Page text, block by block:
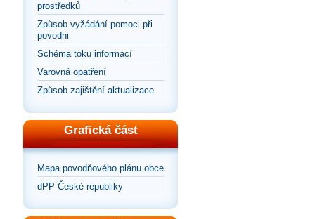
prostředků
Způsob vyžádání pomoci při
povodni
Schéma toku informací
Varovná opatření
Způsob zajištění aktualizace
Grafická část
Mapa povodňového plánu obce
dPP České republiky